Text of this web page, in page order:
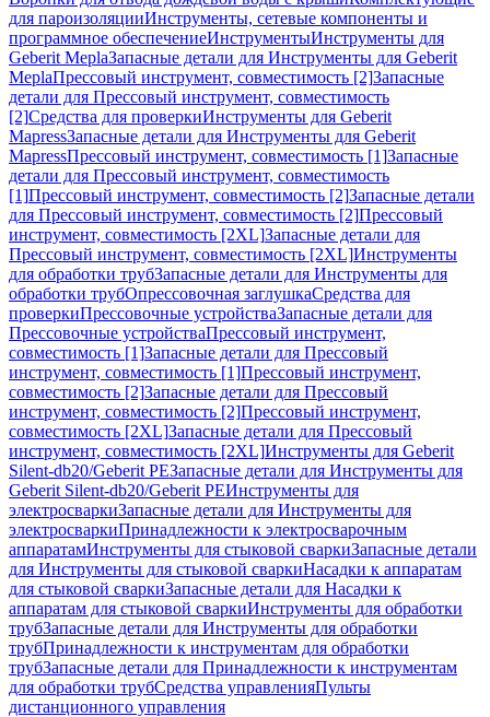
для пароизоляцииИнструменты, сетевые компоненты и
программное обеспечениеИнструментыИнструменты для
Geberit MeplaЗапасные детали для Инструменты для Geberit
MeplaПрессовый инструмент, совместимость [2]Запасные
детали для Прессовый инструмент, совместимость
[2]Средства для проверкиИнструменты для Geberit
MapressЗапасные детали для Инструменты для Geberit
MapressПрессовый инструмент, совместимость [1]Запасные
детали для Прессовый инструмент, совместимость
[1]Прессовый инструмент, совместимость [2]Запасные детали
для Прессовый инструмент, совместимость [2]Прессовый
инструмент, совместимость [2XL]Запасные детали для
Прессовый инструмент, совместимость [2XL]Инструменты
для обработки трубЗапасные детали для Инструменты для
обработки трубОпрессовочная заглушкаСредства для
проверкиПрессовочные устройстваЗапасные детали для
Прессовочные устройстваПрессовый инструмент,
совместимость [1]Запасные детали для Прессовый
инструмент, совместимость [1]Прессовый инструмент,
совместимость [2]Запасные детали для Прессовый
инструмент, совместимость [2]Прессовый инструмент,
совместимость [2XL]Запасные детали для Прессовый
инструмент, совместимость [2XL]Инструменты для Geberit
Silent-db20/Geberit PEЗапасные детали для Инструменты для
Geberit Silent-db20/Geberit PEИнструменты для
электросваркиЗапасные детали для Инструменты для
электросваркиПринадлежности к электросварочным
аппаратамИнструменты для стыковой сваркиЗапасные детали
для Инструменты для стыковой сваркиНасадки к аппаратам
для стыковой сваркиЗапасные детали для Насадки к
аппаратам для стыковой сваркиИнструменты для обработки
трубЗапасные детали для Инструменты для обработки
трубПринадлежности к инструментам для обработки
трубЗапасные детали для Принадлежности к инструментам
для обработки трубСредства управленияПульты
дистанционного управления